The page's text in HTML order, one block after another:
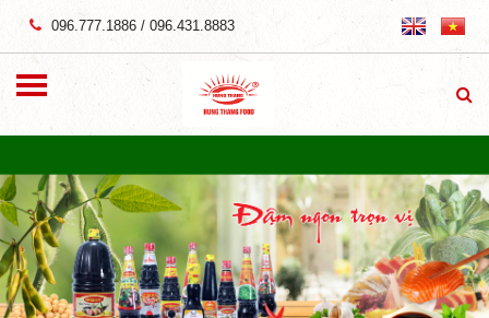
096.777.1886 / 096.431.8883